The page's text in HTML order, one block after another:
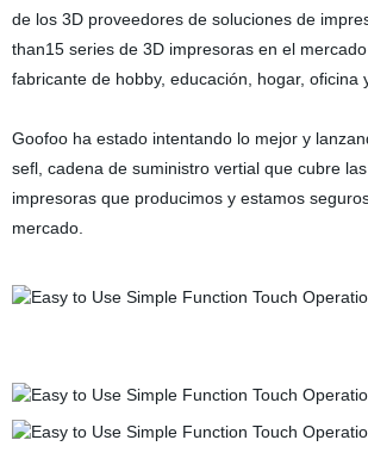
de los 3D proveedores de soluciones de
than15 series de 3D impresoras en el
fabricante de hobby, educación, hogar, oficina
Goofoo ha estado intentando lo mejor y
sefl, cadena de suministro vertial que cubre
impresoras que producimos y estamos
mercado.